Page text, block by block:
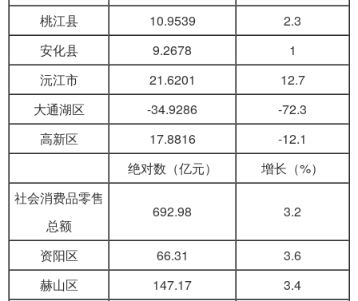
桃江县
10.9539
2.3
安化县
9.2678
1
沅江市
21.6201
12.7
大通湖区
-34.9286
-72.3
高新区
17.8816
-12.1
绝对数（亿元）
增长（%）
社会消费品零售
总额
692.98 3.2
资阳区 66.31
3.6
赫山区
147.17
3.4